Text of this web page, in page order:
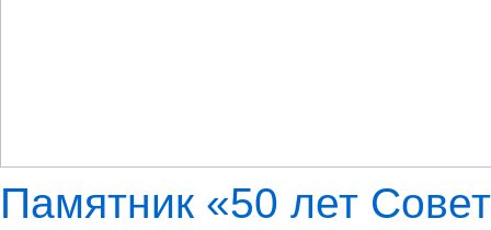
Памятник «50 лет